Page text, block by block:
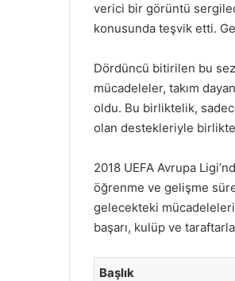
verici bir görüntü
konusunda teşvik etti.
Dördüncü bitirilen bu
mücadeleler, takım
oldu. Bu birliktelik,
olan destekleriyle
2018 UEFA Avrupa
öğrenme ve gelişme
gelecekteki
başarı, kulüp ve
Başlık